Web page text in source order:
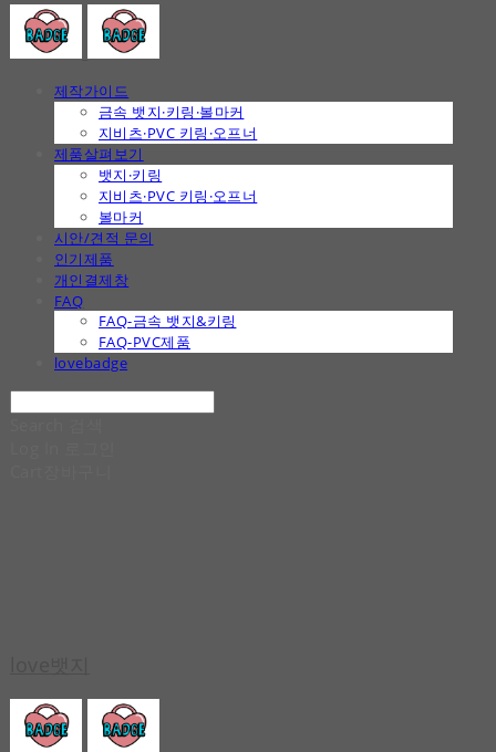
제작가이드
금속 뱃지·키링·볼마커
지비츠·PVC 키링·오프너
제품살펴보기
뱃지·키링
지비츠·PVC 키링·오프너
볼마커
시안/견적 문의
인기제품
개인결제창
FAQ
FAQ-금속 뱃지&키링
FAQ-PVC제품
lovebadge